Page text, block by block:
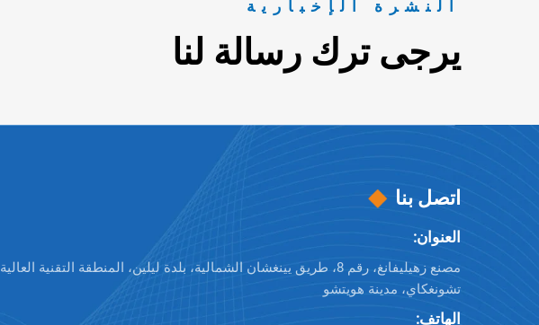
النشرة الإخبارية
يرجى ترك رسالة لنا
اتصل بنا
العنوان:
مصنع زهيليفانغ، رقم 8، طريق يينغشان الشمالية، بلدة ليلين، المنطقة التقنية العالية
تشونغكاي، مدينة هويتشو
الهاتف: